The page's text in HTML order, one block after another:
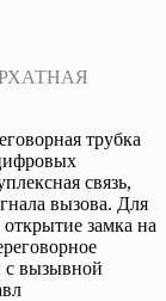
трубка
связь,
вызова. Для
замка на
с вызывной